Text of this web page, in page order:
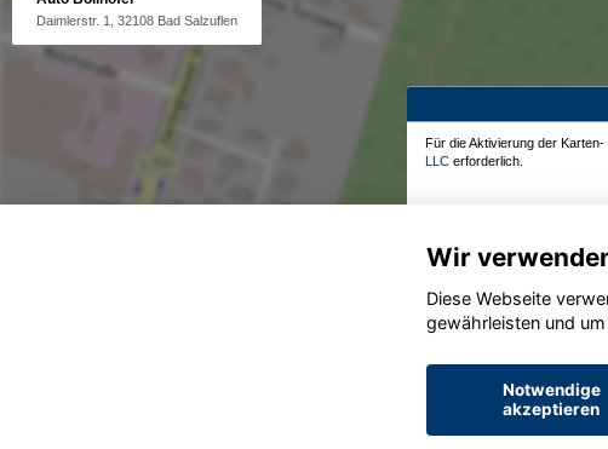
Daimlerstr. 1, 32108 Bad Salzuflen
Für die Aktivierung der
LLC erforderlich.
Wir
Diese Webseite
gewährleisten und
Notwendige
akzeptieren